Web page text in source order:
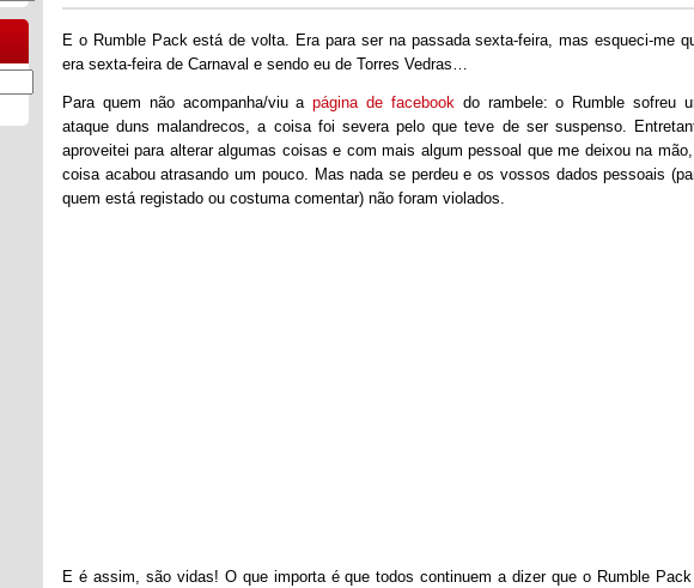
E o Rumble Pack está de volta. Era para ser na passada sexta-feira, mas esqueci-me
era sexta-feira de Carnaval e sendo eu de Torres Vedras…
Para quem não acompanha/viu apágina de facebookdo rambele: o Rumble sofreu
ataque duns malandrecos, a coisa foi severa pelo que teve de ser suspenso.
aproveitei para alterar algumas coisas e com mais algum pessoal que me deixou na
coisa acabou atrasando um pouco. Mas nada se perdeu e os vossos dados pessoais
quem está registado ou costuma comentar) não foram violados.
E é assim, são vidas! O que importa é que todos continuem a dizer que o Rumble